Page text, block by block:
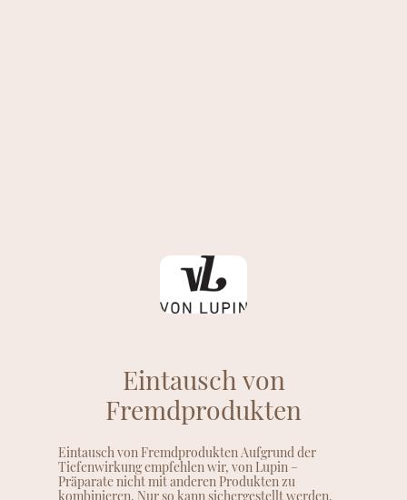
Eintausch von
Fremdprodukten
Eintausch von Fremdprodukten Aufgrund der
Tiefenwirkung empfehlen wir, von Lupin –
Präparate nicht mit anderen Produkten zu
kombinieren. Nur so kann sichergestellt werden,